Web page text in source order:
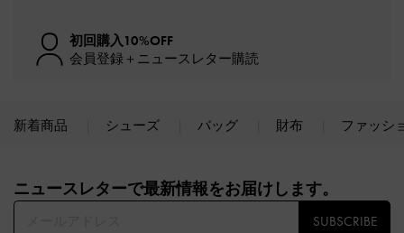
初回購入10%OFF
会員登録＋ニュースレター購読
新着商品 シューズ バッグ 財布 ファッシ
ニュースレターで最新情報をお届けします。​
SUBSCRIBE